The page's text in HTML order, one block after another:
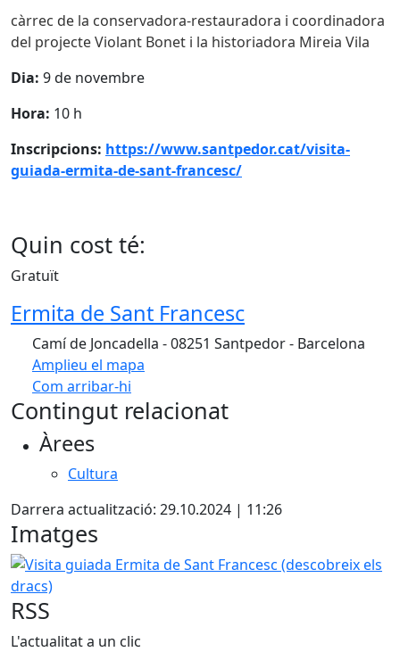
càrrec de la conservadora-restauradora i coordinadora
del projecte Violant Bonet i la historiadora Mireia Vila
Dia: 9 de novembre
Hora: 10 h
Inscripcions: https://www.santpedor.cat/visita-
guiada-ermita-de-sant-francesc/
Quin cost té:
Gratuït
Ermita de Sant Francesc
Camí de Joncadella - 08251 Santpedor - Barcelona
Amplieu el mapa
Com arribar-hi
+
−
Contingut relacionat
Àrees
Cultura
Darrera actualització: 29.10.2024 | 11:26
Imatges
Visita guiada Ermita de Sant Francesc (descobreix els
RSS
L'actualitat a un clic